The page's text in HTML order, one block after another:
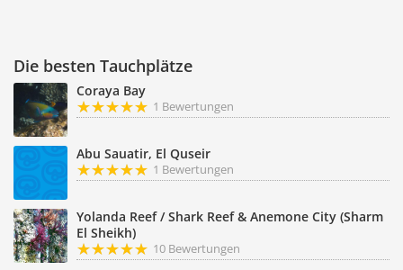
Die besten Tauchplätze
Coraya Bay
1 Bewertungen
Abu Sauatir, El Quseir
1 Bewertungen
Yolanda Reef / Shark Reef & Anemone City (Sharm
El Sheikh)
10 Bewertungen